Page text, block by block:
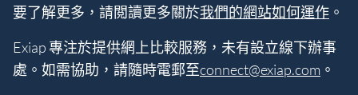
要了解更多，請閲讀更多關於我們的網站如何運作 。
Exiap 專注於提供網上比較服務，未有設立線下辦事
處。如需協助，請隨時電郵至connect@exiap.com 。